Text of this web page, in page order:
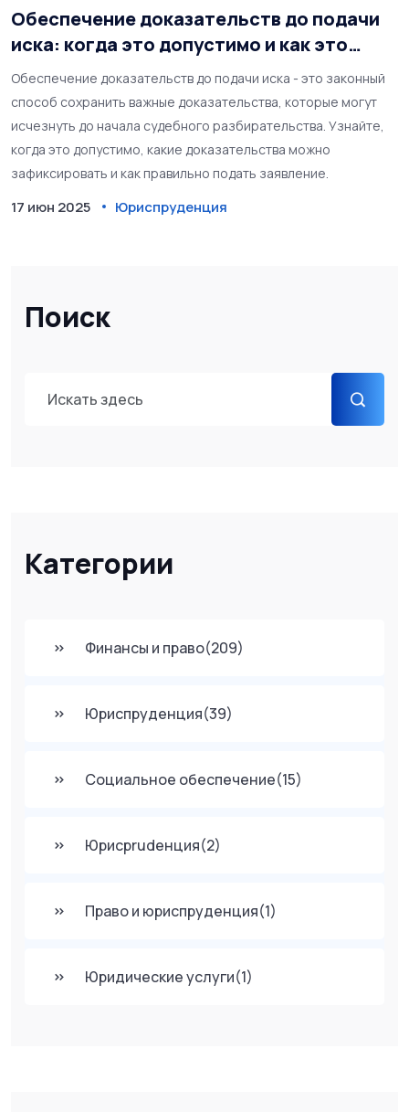
Поиск
Категории
Финансы и право(209)
Юриспруденция(39)
Социальное обеспечение(15)
Юрисprudенция(2)
Право и юриспруденция(1)
Юридические услуги(1)
Обеспечение доказательств до подачи
иска: когда это допустимо и как это
работает
Обеспечение доказательств до подачи иска - это законный
способ сохранить важные доказательства, которые могут
исчезнуть до начала судебного разбирательства. Узнайте,
когда это допустимо, какие доказательства можно
зафиксировать и как правильно подать заявление.
17 июн 2025 Юриспруденция